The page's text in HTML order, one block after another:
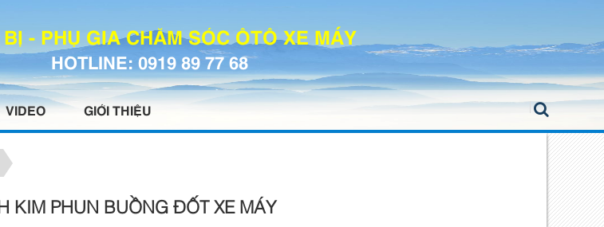
- PHỤ GIA CHĂM SÓC ÔTÔ XE MÁY
HOTLINE: 0919 89 77 68
VIDEO GIỚI THIỆU
KIM PHUN BUỒNG ĐỐT XE MÁY